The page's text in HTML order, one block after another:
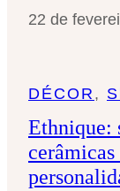
22 de
DÉCOR ,
Ethnique: